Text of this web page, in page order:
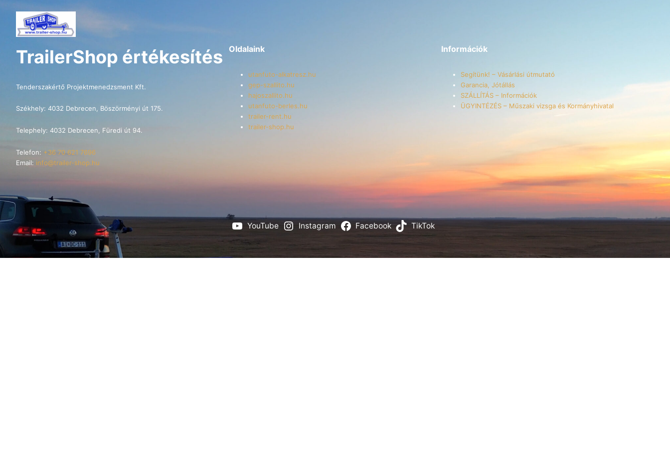
TrailerShop értékesítés
Tenderszakértő Projektmenedzsment Kft.
Székhely: 4032 Debrecen, Böszörményi út 175.
Telephely: 4032 Debrecen, Füredi út 94.
Telefon: +36 70 621 7696
Email: info@trailer-shop.hu
Oldalaink
utanfuto-alkatresz.hu
gep-szallito.hu
hajoszallito.hu
utanfuto-berles.hu
trailer-rent.hu
trailer-shop.hu
Információk
Segítünk! – Vásárlási útmutató
Garancia, Jótállás
SZÁLLÍTÁS – Információk
ÜGYINTÉZÉS – Műszaki vizsga és Kormányhivatal
YouTube Instagram Facebook TikTok